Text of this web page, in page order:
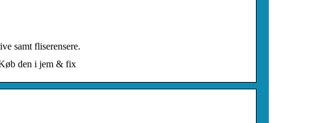
samt fliserensere.
den i jem & fix